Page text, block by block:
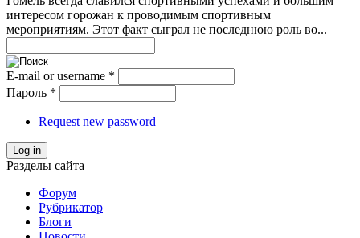
интересом горожан к проводимым спортивным
мероприятиям. Этот факт сыграл не последнюю роль во...
E-mail or username *
Пароль *
Request new password
Log in
Разделы сайта
Форум
Рубрикатор
Блоги